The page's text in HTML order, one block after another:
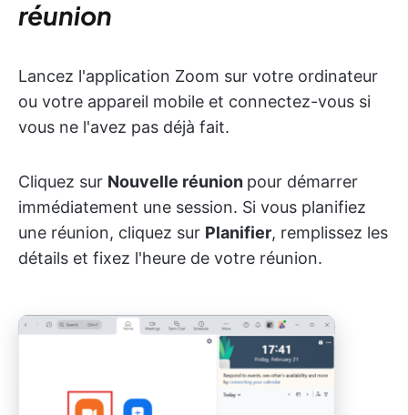
réunion
Lancez l'application Zoom sur votre ordinateur
ou votre appareil mobile et connectez-vous si
vous ne l'avez pas déjà fait.
Cliquez sur Nouvelle réunion pour démarrer
immédiatement une session. Si vous planifiez
une réunion, cliquez sur Planifier, remplissez les
détails et fixez l'heure de votre réunion.